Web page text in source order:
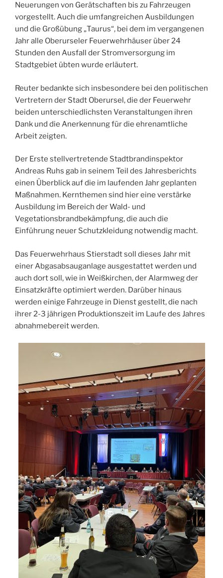
Neuerungen von Gerätschaften bis zu Fahrzeugen
vorgestellt. Auch die umfangreichen Ausbildungen
und die Großübung „Taurus“, bei dem im vergangenen
Jahr alle Oberurseler Feuerwehrhäuser über 24
Stunden den Ausfall der Stromversorgung im
Stadtgebiet übten wurde erläutert.
Reuter bedankte sich insbesondere bei den politischen
Vertretern der Stadt Oberursel, die der Feuerwehr
beiden unterschiedlichsten Veranstaltungen ihren
Dank und die Anerkennung für die ehrenamtliche
Arbeit zeigten.
Der Erste stellvertretende Stadtbrandinspektor
Andreas Ruhs gab in seinem Teil des Jahresberichts
einen Überblick auf die im laufenden Jahr geplanten
Maßnahmen. Kernthemen sind hier eine verstärke
Ausbildung im Bereich der Wald- und
Vegetationsbrandbekämpfung, die auch die
Einführung neuer Schutzkleidung notwendig macht.
Das Feuerwehrhaus Stierstadt soll dieses Jahr mit
einer Abgasabsauganlage ausgestattet werden und
auch dort soll, wie in Weißkirchen, der Alarmweg der
Einsatzkräfte optimiert werden. Darüber hinaus
werden einige Fahrzeuge in Dienst gestellt, die nach
ihrer 2-3 jährigen Produktionszeit im Laufe des Jahres
abnahmebereit werden.